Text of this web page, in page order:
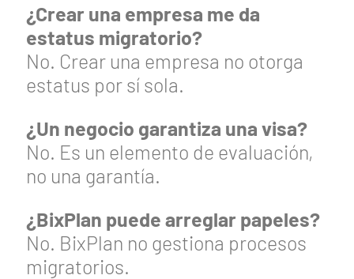
¿Crear una empresa me da
estatus migratorio?
No. Crear una empresa no otorga
estatus por sí sola.
¿Un negocio garantiza una visa?
No. Es un elemento de evaluación,
no una garantía.
¿BixPlan puede arreglar papeles?
No. BixPlan no gestiona procesos
migratorios.